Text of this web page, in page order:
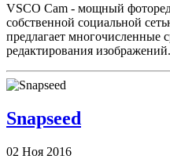
VSCO Cam - мощный
собственной социальной
предлагает многочисленные
редактирования изображений.
Snapseed
02 Ноя 2016